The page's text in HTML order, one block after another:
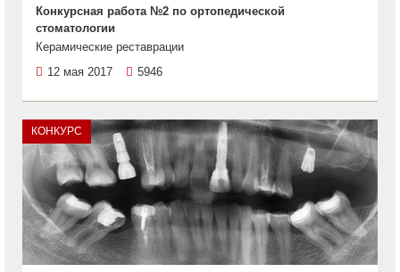
Конкурсная работа №2 по ортопедической
стоматологии
Керамические реставрации
12 мая 2017
5946
КОНКУРС